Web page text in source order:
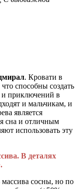
. Кровати в
способны создать
и приключений в
и мальчикам, и
является
сна и отличным
использовать эту
В деталях
сосны, но по